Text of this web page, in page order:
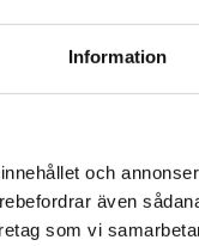
Information
och
även
som vi
fraktregion
att du besöker
Vi erbjuder
slutföra ett köp